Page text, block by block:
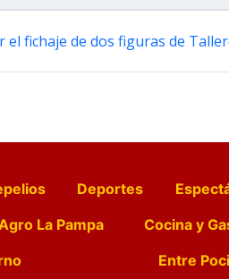
el fichaje de dos figuras de
Deportes
La Pampa Cocina y
Entre